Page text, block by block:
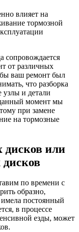
влияет на
тормозной
сопровождается
от различных
ваш ремонт был
что разборка
узлы и детали
момент мы
при замене
на тормозные
или
по времени с
образно,
имела постоянный
в процессе
езды, может